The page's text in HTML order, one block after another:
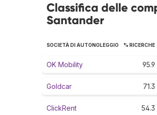
Classifica delle
Santander
SOCIETÀ DI AUTONOLEGGIO % RICERCHE
OK Mobility 95.9
Goldcar 71.3
ClickRent 54.3